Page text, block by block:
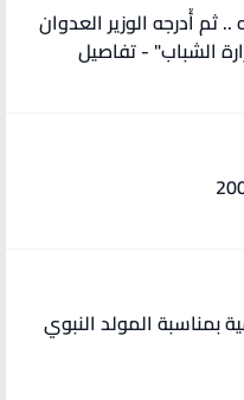
"انتصر قضائيًا بإلغاء قرار نقله .. ثم أُدرجه الوزير العدوان
الشباب" - تفاصيل
بمناسبة المولد النبوي